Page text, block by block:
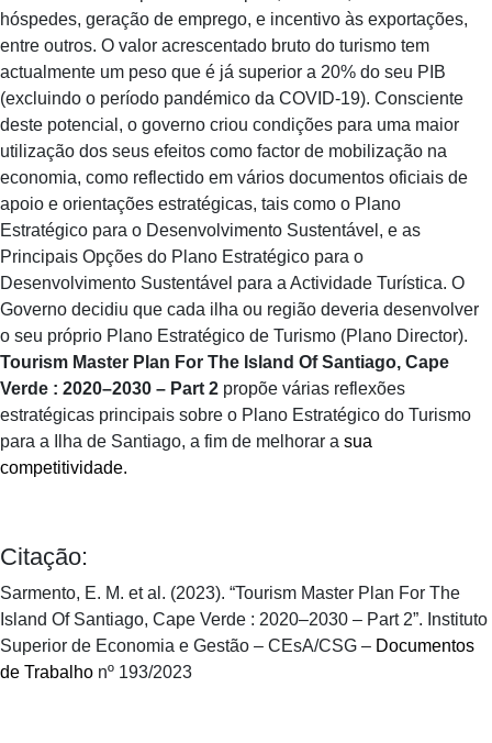
hóspedes, geração de emprego, e incentivo às exportações,
entre outros. O valor acrescentado bruto do turismo tem
actualmente um peso que é já superior a 20% do seu PIB
(excluindo o período pandémico da COVID-19). Consciente
deste potencial, o governo criou condições para uma maior
utilização dos seus efeitos como factor de mobilização na
economia, como reflectido em vários documentos oficiais de
apoio e orientações estratégicas, tais como o Plano
Estratégico para o Desenvolvimento Sustentável, e as
Principais Opções do Plano Estratégico para o
Desenvolvimento Sustentável para a Actividade Turística. O
Governo decidiu que cada ilha ou região deveria desenvolver
o seu próprio Plano Estratégico de Turismo (Plano Director).
Tourism Master Plan For The Island Of Santiago, Cape
Verde : 2020–2030 – Part 2 propõe várias reflexões
estratégicas principais sobre o Plano Estratégico do Turismo
para a Ilha de Santiago, a fim de melhorar a sua
competitividade.
Citação:
Sarmento, E. M. et al. (2023). “Tourism Master Plan For The
Island Of Santiago, Cape Verde : 2020–2030 – Part 2”. Instituto
Superior de Economia e Gestão – CEsA/CSG – Documentos
de Trabalho nº 193/2023